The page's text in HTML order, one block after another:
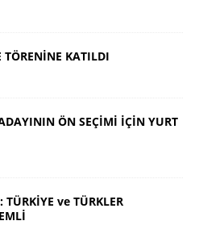
TÖRENİNE KATILDI
ÖN SEÇİMİ İÇİN YURT
ve TÜRKLER